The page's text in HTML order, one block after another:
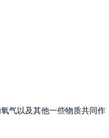
气以及其他一些物质共同作